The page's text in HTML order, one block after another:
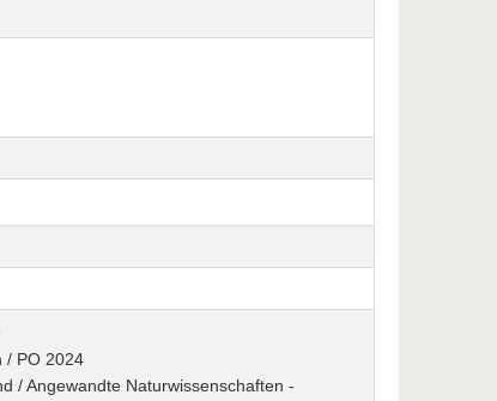
/ PO 2024
/ Angewandte Naturwissenschaften -